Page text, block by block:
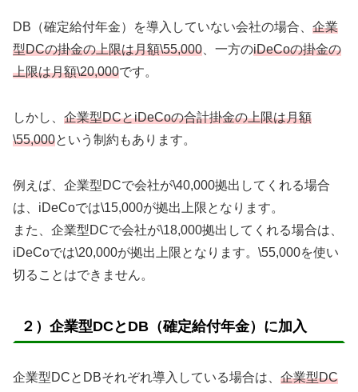
DB（確定給付年金）を導入していない会社の場合、 企業
型DCの掛金の上限は月額\55,000 、一方のiDeCoの掛金の
上限は月額\20,000です。
しかし、 企業型DCとiDeCoの合計掛金の上限は月額
\55,000という制約もあります。
例えば、企業型DCで会社が\40,000拠出してくれる場合
は、iDeCoでは\15,000が拠出上限となります。
また、企業型DCで会社が\18,000拠出してくれる場合は、
iDeCoでは\20,000が拠出上限となります。\55,000を使い
切ることはできません。
２）企業型DCとDB（確定給付年金）に加入
企業型DCとDBそれぞれ導入している場合は、 企業型DC